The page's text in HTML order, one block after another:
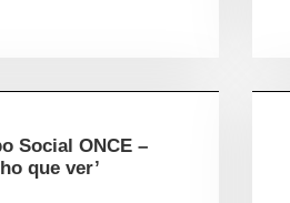
Social ONCE –
que ver’